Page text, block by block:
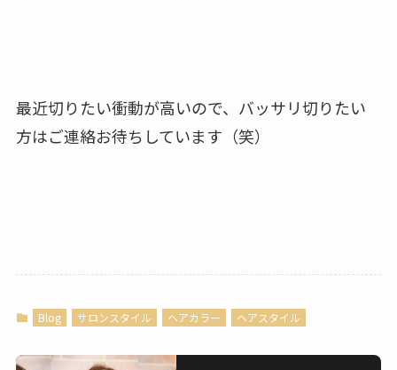
最近切りたい衝動が高いので、バッサリ切りたい
方はご連絡お待ちしています（笑）
Blog サロンスタイル ヘアカラー ヘアスタイル